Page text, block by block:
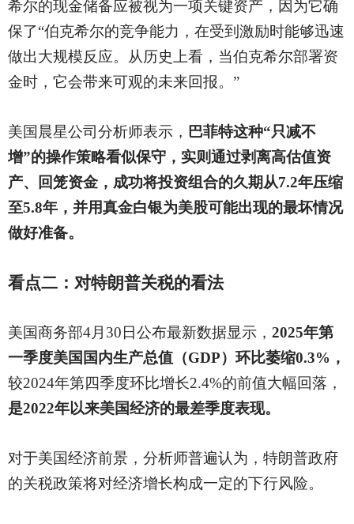
希尔的现金储备应被视为一项关键资产，因为它确
保了“伯克希尔的竞争能力，在受到激励时能够迅速
做出大规模反应。从历史上看，当伯克希尔部署资
金时，它会带来可观的未来回报。”
美国晨星公司分析师表示， 巴菲特这种“只减不
增”的操作策略看似保守，实则通过剥离高估值资
产、回笼资金，成功将投资组合的久期从7.2年压缩
至5.8年，并用真金白银为美股可能出现的最坏情况
做好准备。
看点二：对特朗普关税的看法
美国商务部4月30日公布最新数据显示， 2025年第
一季度美国国内生产总值（GDP）环比萎缩0.3%，
较2024年第四季度环比增长2.4%的前值大幅回落，
是2022年以来美国经济的最差季度表现。
对于美国经济前景，分析师普遍认为，特朗普政府
的关税政策将对经济增长构成一定的下行风险。